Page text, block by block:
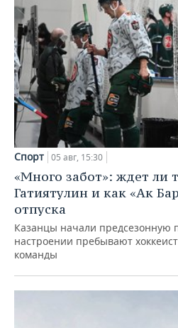
Спорт 05 авг, 15:30
«Много забот»: ждет ли
Гатиятулин и как «Ак
отпуска
Казанцы начали предсезонную
настроении пребывают
команды